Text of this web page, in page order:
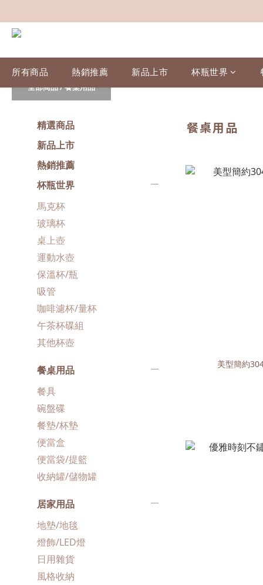
所有商品 熱銷推薦 新品上市 杯瓶世界
全部商品/餐桌用品
精選商品
新品上市
熱銷推薦
杯瓶世界
馬克杯
玻璃杯
桌上壺
運動水壺
保溫杯/瓶
吸管
咖啡濾杯/量杯
午茶杯碟組
其他杯壺
餐桌用品
餐具
碗盤碟
餐墊/杯墊
便當盒
便當袋/提籃
收納罐/儲物罐
居家用品
地墊/地毯
燈飾/LED燈
日用雜貨
風格收納
餐桌用品
美型簡約